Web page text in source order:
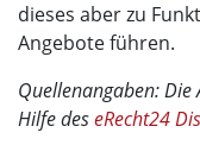
dieses aber zu
Angebote führen.
Quellenangaben:
Hilfe deseRecht24